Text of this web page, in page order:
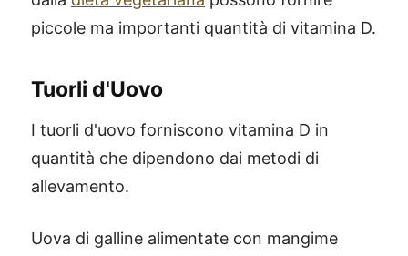
piccole ma importanti quantità di vitamina D.
Tuorli d'Uovo
I tuorli d'uovo forniscono vitamina D in
quantità che dipendono dai metodi di
allevamento.
Uova di galline alimentate con mangime